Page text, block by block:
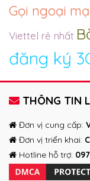
Gọi ngoại
Viettel rẻ nhất
đăng ký
THÔNG TIN
Đơn vị cung cấp:
Đơn vị triển khai:
Hotline hỗ trợ: